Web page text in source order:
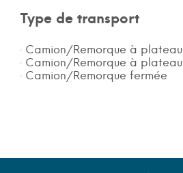
Type de transport
Camion/Remorque à
Camion/Remorque à
Camion/Remorque fermée